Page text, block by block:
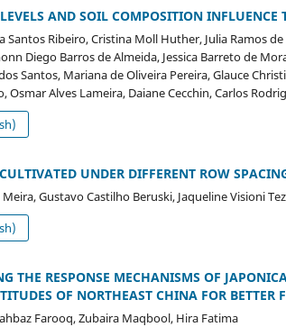
AND SOIL COMPOSITION INFLUENCE
Santos Ribeiro, Cristina Moll Huther, Julia Ramos
Diego Barros de Almeida, Jessica Barreto de
Santos, Mariana de Oliveira Pereira, Glauce
Osmar Alves Lameira, Daiane Cecchin, Carlos
UNDER DIFFERENT ROW
Gustavo Castilho Beruski, Jaqueline Visioni
THE RESPONSE MECHANISMS OF JAPONICA
OF NORTHEAST CHINA FOR BETTER
Farooq, Zubaira Maqbool, Hira Fatima